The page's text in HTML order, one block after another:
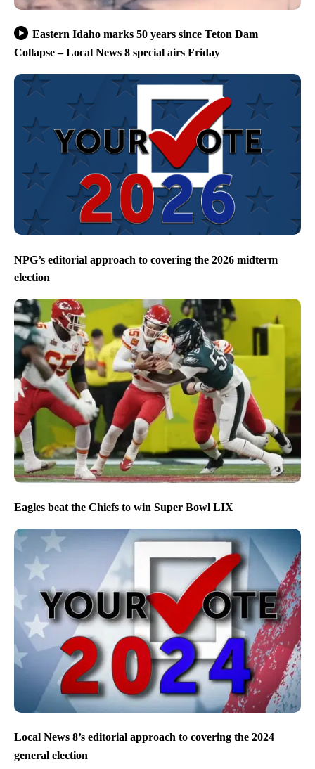
Eastern Idaho marks 50 years since Teton Dam
Collapse – Local News 8 special airs Friday
NPG’s editorial approach to covering the 2026 midterm
election
Eagles beat the Chiefs to win Super Bowl LIX
Local News 8’s editorial approach to covering the 2024
general election